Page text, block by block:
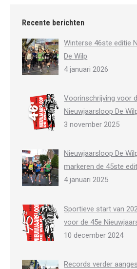
Recente berichten
Winterse 46ste editie
De Wilp
4 januari 2026
Voorinschrijving voor
Nieuwjaarsloop De
3 november 2025
Nieuwjaarsloop De
markeren de 45ste
4 januari 2025
Sportieve start van
voor de 45e
10 december 2024
Records verder